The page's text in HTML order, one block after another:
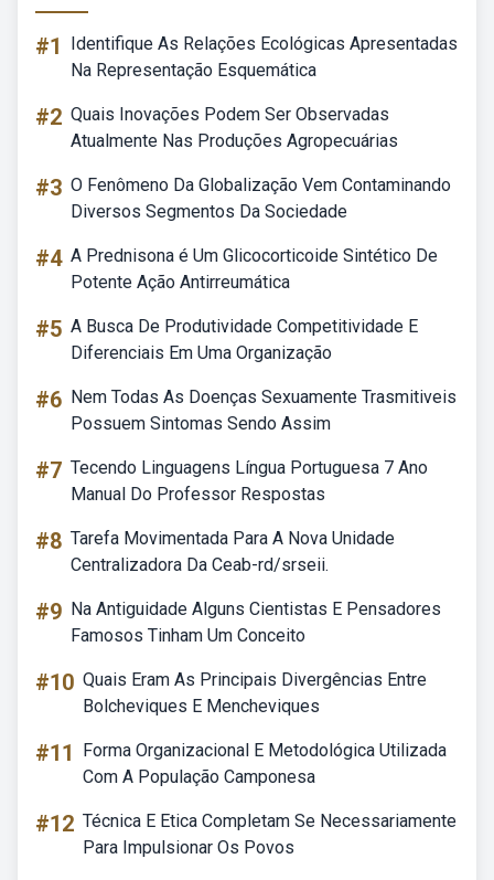
#1
Identifique As Relações Ecológicas Apresentadas
Na Representação Esquemática
#2 Quais Inovações Podem Ser Observadas
Atualmente Nas Produções Agropecuárias
#3 O Fenômeno Da Globalização Vem Contaminando
Diversos Segmentos Da Sociedade
#4 A Prednisona é Um Glicocorticoide Sintético De
Potente Ação Antirreumática
#5 A Busca De Produtividade Competitividade E
Diferenciais Em Uma Organização
#6 Nem Todas As Doenças Sexuamente Trasmitiveis
Possuem Sintomas Sendo Assim
#7 Tecendo Linguagens Língua Portuguesa 7 Ano
Manual Do Professor Respostas
#8 Tarefa Movimentada Para A Nova Unidade
Centralizadora Da Ceab-rd/srseii.
#9 Na Antiguidade Alguns Cientistas E Pensadores
Famosos Tinham Um Conceito
#10 Quais Eram As Principais Divergências Entre
Bolcheviques E Mencheviques
#11
Forma Organizacional E Metodológica Utilizada
Com A População Camponesa
#12 Técnica E Etica Completam Se Necessariamente
Para Impulsionar Os Povos